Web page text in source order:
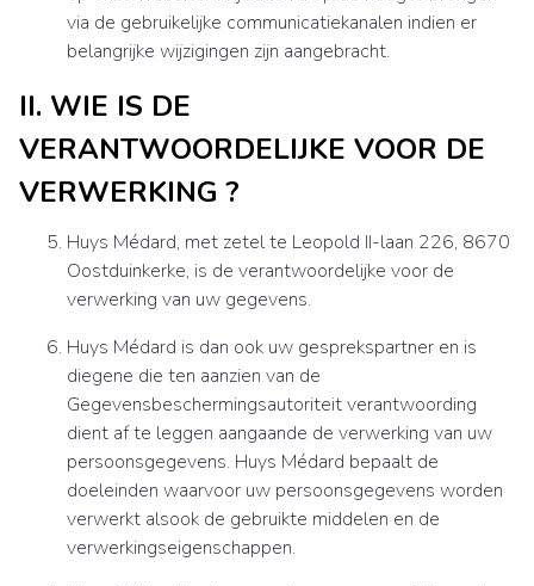
via de gebruikelijke communicatiekanalen indien er
belangrijke wijzigingen zijn aangebracht.
II. WIE IS DE
VERANTWOORDELIJKE VOOR DE
VERWERKING ?
Huys Médard, met zetel te Leopold II-laan 226, 8670
Oostduinkerke, is de verantwoordelijke voor de
verwerking van uw gegevens.
Huys Médard is dan ook uw gesprekspartner en is
diegene die ten aanzien van de
Gegevensbeschermingsautoriteit verantwoording
dient af te leggen aangaande de verwerking van uw
persoonsgegevens. Huys Médard bepaalt de
doeleinden waarvoor uw persoonsgegevens worden
verwerkt alsook de gebruikte middelen en de
verwerkingseigenschappen.